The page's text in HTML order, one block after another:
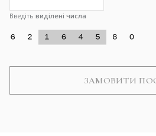
Введіть виділені числа